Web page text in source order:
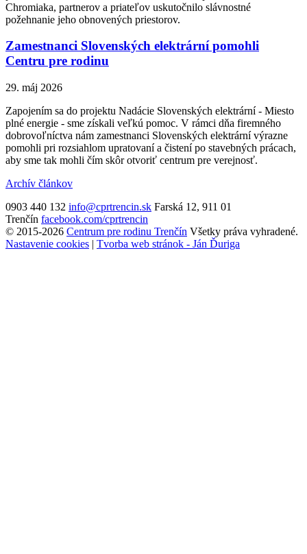
Chromiaka, partnerov a priateľov uskutočnilo slávnostné
požehnanie jeho obnovených priestorov.
Zamestnanci Slovenských elektrární pomohli
Centru pre rodinu
29. máj 2026
Zapojením sa do projektu Nadácie Slovenských elektrární - Miesto
plné energie - sme získali veľkú pomoc. V rámci dňa firemného
dobrovoľníctva nám zamestnanci Slovenských elektrární výrazne
pomohli pri rozsiahlom upratovaní a čistení po stavebných prácach,
aby sme tak mohli čím skôr otvoriť centrum pre verejnosť.
Archív článkov
0903 440 132 info@cprtrencin.sk Farská 12, 911 01
Trenčín facebook.com/cprtrencin
© 2015-2026 Centrum pre rodinu Trenčín Všetky práva vyhradené.
Nastavenie cookies | Tvorba web stránok - Ján Ďuriga